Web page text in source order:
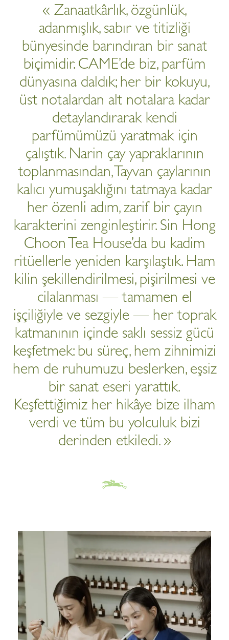
« Zanaatkârlık, özgünlük,
adanmışlık, sabır ve titizliği
bünyesinde barındıran bir sanat
biçimidir. CAME’de biz, parfüm
dünyasına daldık; her bir kokuyu,
üst notalardan alt notalara kadar
detaylandırarak kendi
parfümümüzü yaratmak için
çalıştık. Narin çay yapraklarının
toplanmasından, Tayvan çaylarının
kalıcı yumuşaklığını tatmaya kadar
her özenli adım, zarif bir çayın
karakterini zenginleştirir. Sin Hong
Choon Tea House’da bu kadim
ritüellerle yeniden karşılaştık. Ham
kilin şekillendirilmesi, pişirilmesi ve
cilalanması — tamamen el
işçiliğiyle ve sezgiyle — her toprak
katmanının içinde saklı sessiz gücü
keşfetmek: bu süreç, hem zihnimizi
hem de ruhumuzu beslerken, eşsiz
bir sanat eseri yarattık.
Keşfettiğimiz her hikâye bize ilham
verdi ve tüm bu yolculuk bizi
derinden etkiledi. »